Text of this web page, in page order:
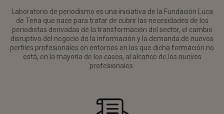
Laboratorio de periodismo es una iniciativa de la Fundación Luca
de Tena que nace para tratar de cubrir las necesidades de los
periodistas derivadas de la transformación del sector, el cambio
disruptivo del negocio de la información y la demanda de nuevos
perfiles profesionales en entornos en los que dicha formación no
está, en la mayoría de los casos, al alcance de los nuevos
profesionales.